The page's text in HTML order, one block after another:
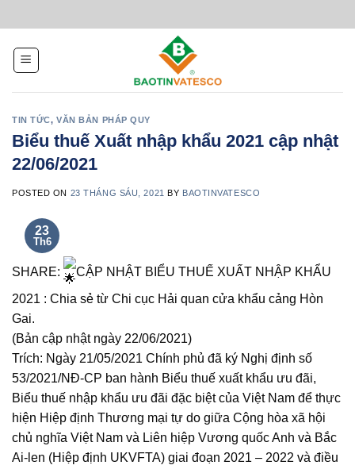
to
content
TIN TỨC,VĂN BẢN PHÁP QUY
Biểu thuế Xuất nhập khẩu 2021 cập nhật
22/06/2021
POSTED ON 23 THÁNG SÁU, 2021 BY BAOTINVATESCO
23
Th6
SHARE: CẬP NHẬT BIỂU THUẾ XUẤT NHẬP KHẨU
2021 : Chia sẻ từ Chi cục Hải quan cửa khẩu cảng Hòn
Gai.
(Bản cập nhật ngày 22/06/2021)
Trích: Ngày 21/05/2021 Chính phủ đã ký Nghị định số
53/2021/NĐ-CP ban hành Biểu thuế xuất khẩu ưu đãi,
Biểu thuế nhập khẩu ưu đãi đặc biệt của Việt Nam để thực
hiện Hiệp định Thương mại tự do giữa Cộng hòa xã hội
chủ nghĩa Việt Nam và Liên hiệp Vương quốc Anh và Bắc
Ai-len (Hiệp định UKVFTA) giai đoạn 2021 – 2022 và điều